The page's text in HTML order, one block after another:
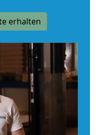
erhalten